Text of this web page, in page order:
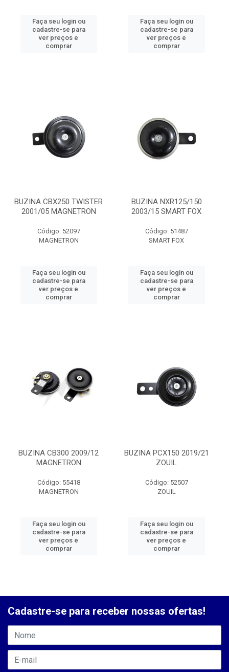
Faça seu login ou
cadastre-se para
ver preços e
comprar
Faça seu login ou
cadastre-se para
ver preços e
comprar
BUZINA CBX250 TWISTER
2001/05 MAGNETRON
Código: 52097
MAGNETRON
Faça seu login ou
cadastre-se para
ver preços e
comprar
BUZINA NXR125/150
2003/15 SMART FOX
Código: 51487
SMART FOX
Faça seu login ou
cadastre-se para
ver preços e
comprar
BUZINA CB300 2009/12
MAGNETRON
Código: 55418
MAGNETRON
Faça seu login ou
cadastre-se para
ver preços e
comprar
BUZINA PCX150 2019/21
ZOUIL
Código: 52507
ZOUIL
Faça seu login ou
cadastre-se para
ver preços e
comprar
Cadastre-se para receber nossas ofertas!